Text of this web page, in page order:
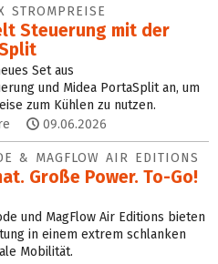
STROMPREISE
Steuerung mit der
Set aus
und Midea PortaSplit an, um
zum Kühlen zu nutzen.
09.06.2026
& MAGFLOW AIR EDITIONS
Große Power. To-Go!
und MagFlow Air Editions bieten
in einem extrem schlanken
Mobilität.